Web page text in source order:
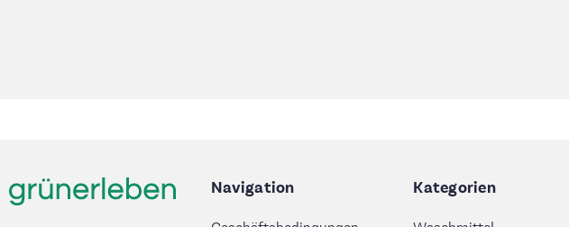
Navigation Kategorien